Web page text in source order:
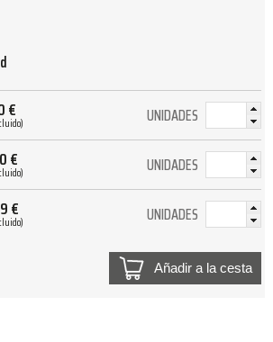
€ UNIDADES
€ UNIDADES
€ UNIDADES
Añadir a la cesta